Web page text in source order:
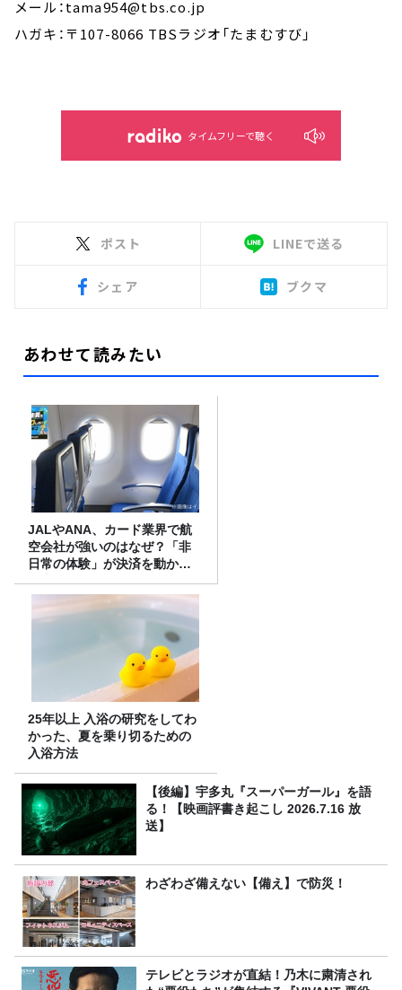
メール：tama954@tbs.co.jp
ハガキ：〒107-8066 TBSラジオ「たまむすび」
タイムフリーで聴く
ポスト LINEで送る
シェア ブクマ
あわせて読みたい
JALやANA、カード業界で航
空会社が強いのはなぜ？「非
日常の体験」が決済を動かす
理由
25年以上 入浴の研究をしてわ
かった、夏を乗り切るための
入浴方法
【後編】宇多丸『スーパーガール』を語
る！【映画評書き起こし 2026.7.16 放
送】
わざわざ備えない【備え】で防災！
テレビとラジオが直結！乃木に粛清され